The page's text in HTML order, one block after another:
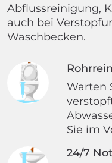
Abflussreinigung,
auch bei
Waschbecken.
Warten
Sie im
24/7